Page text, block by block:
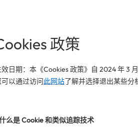
政策
效日期：本《Cookies 政策》自 2024 年 3 月
以通过访问此网站了解并选择退出某些分
么是 Cookie 和类似追踪技术